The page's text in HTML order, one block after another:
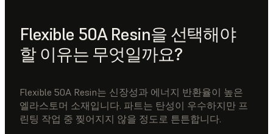
Flexible 50A Resin을 선택해야
할 이유는 무엇일까요?
Flexible 50A Resin는 신장성과 에너지 반환율이 높은
엘라스토머 소재입니다. 파트는 탄성이 우수하지만 프
린팅 작업 중 찢어지지 않을 정도로 튼튼합니다.